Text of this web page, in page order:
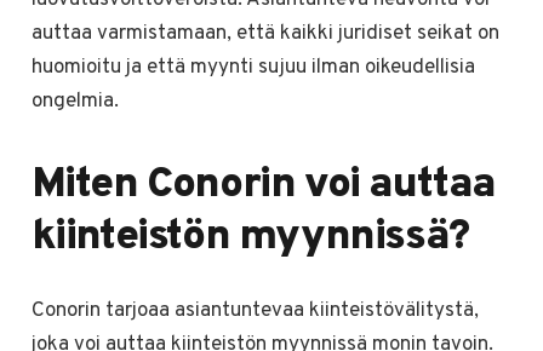
auttaa varmistamaan, että kaikki juridiset seikat on
huomioitu ja että myynti sujuu ilman oikeudellisia
ongelmia.
Miten Conorin voi auttaa
kiinteistön myynnissä?
Conorin tarjoaa asiantuntevaa kiinteistövälitystä,
joka voi auttaa kiinteistön myynnissä monin tavoin.